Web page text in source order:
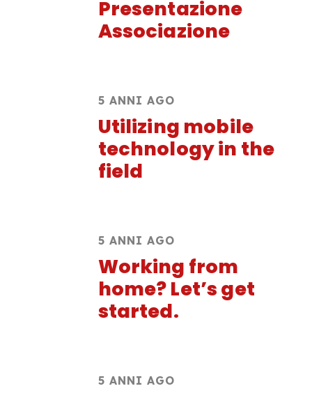
Presentazione
Associazione
5 ANNI AGO
Utilizing mobile
technology in the
field
5 ANNI AGO
Working from
home? Let’s get
started.
5 ANNI AGO